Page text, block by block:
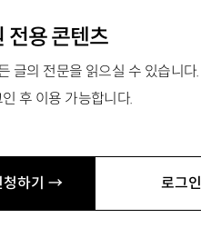
전용 콘텐츠
글의 전문을 읽으실 수 있습니다.
후 이용 가능합니다.
청하기 → 로그
트